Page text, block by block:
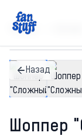
Главная
Назад
Шоппер